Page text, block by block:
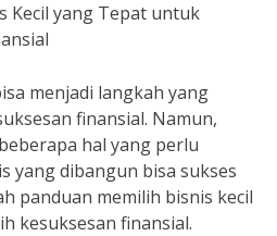
Kecil yang Tepat untuk
menjadi langkah yang
finansial. Namun,
hal yang perlu
yang dibangun bisa sukses
panduan memilih bisnis kecil
kesuksesan finansial.